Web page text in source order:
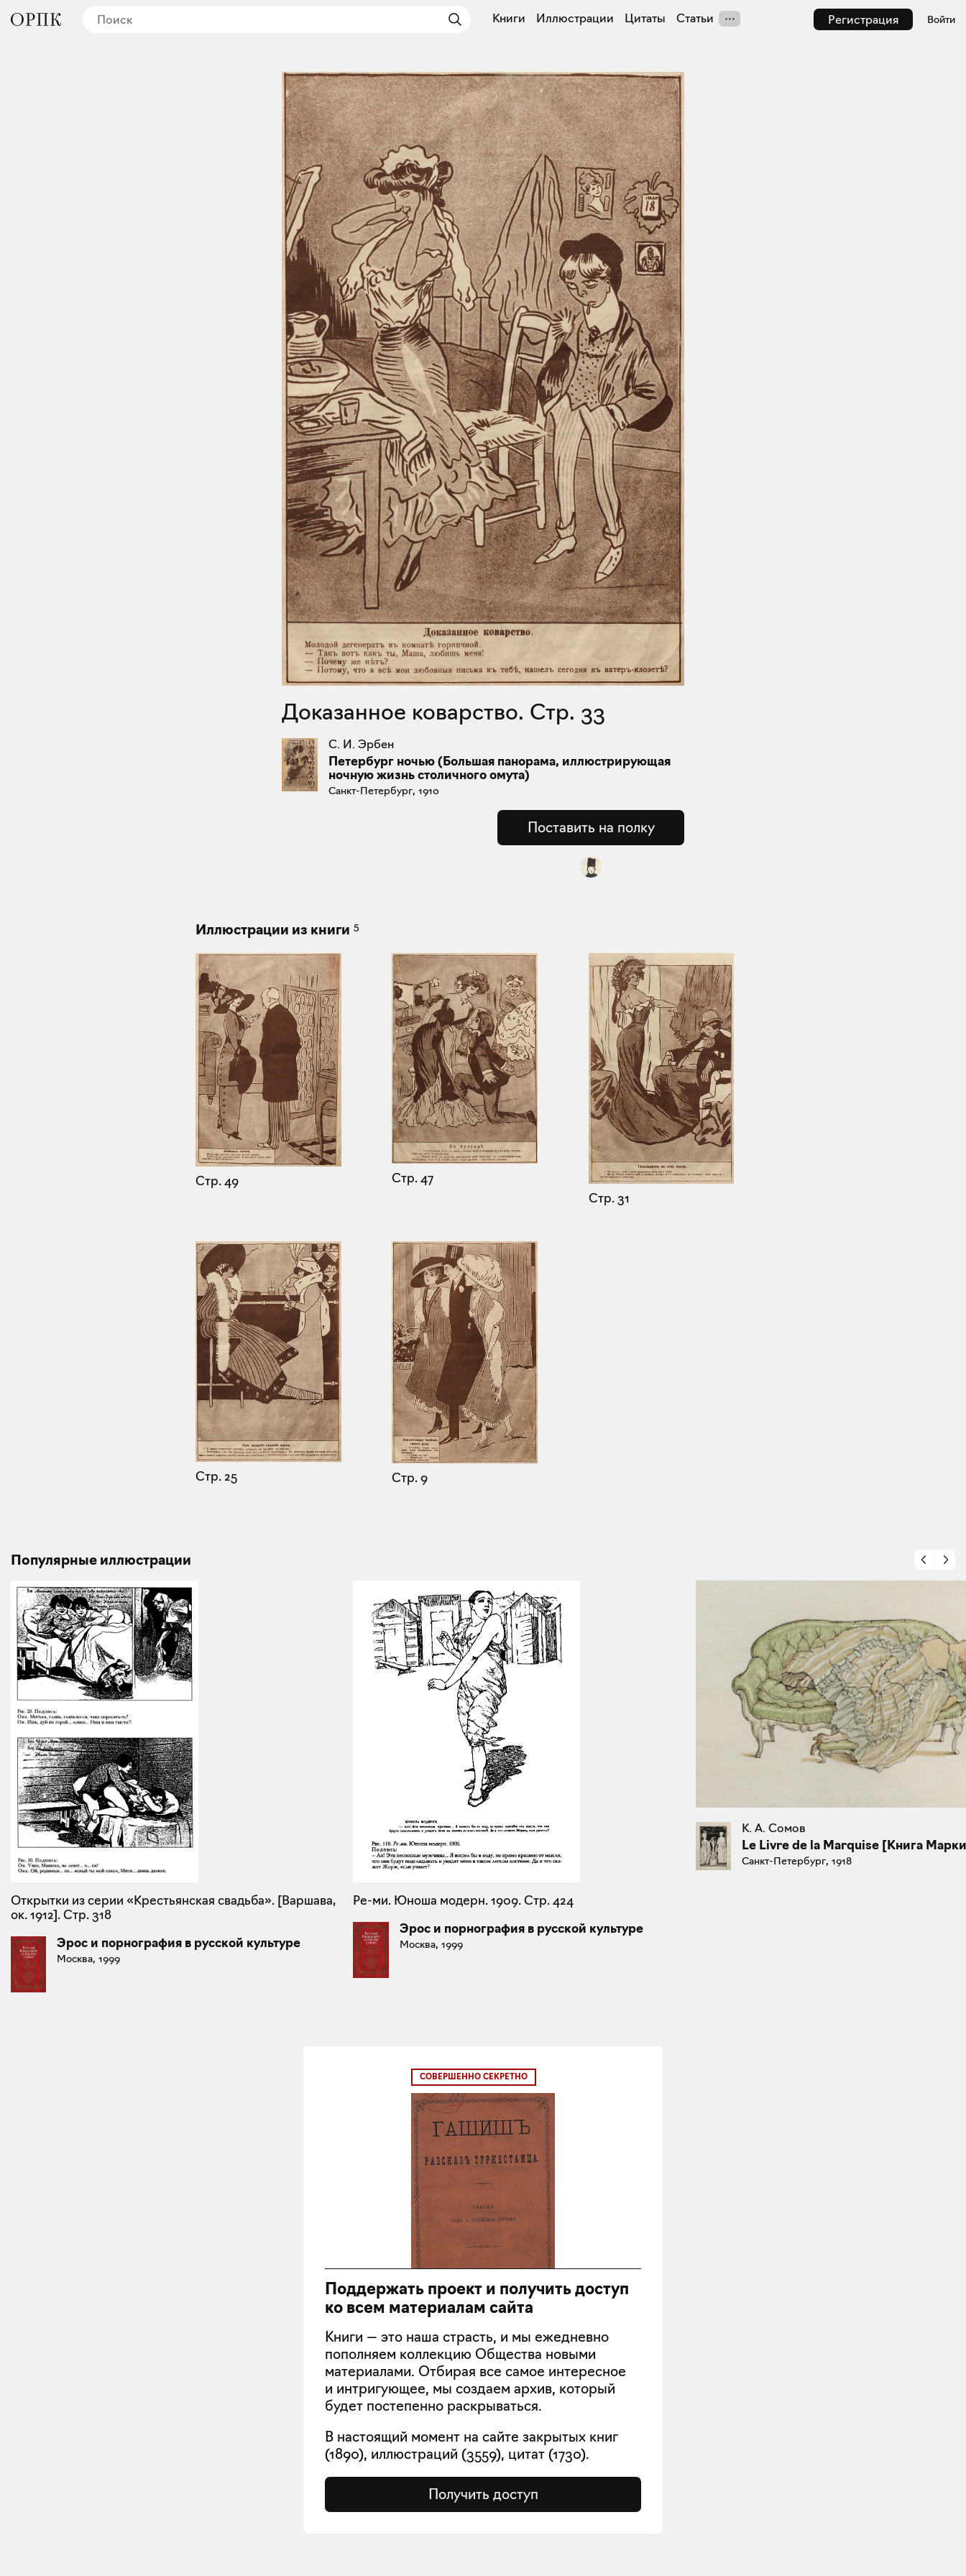
Регистрация Войти
Книги Иллюстрации Цитаты Статьи
Доказанное коварство. Стр. 33
С. И. Эрбен
Петербург ночью (Большая панорама, иллюстрирующая
ночную жизнь столичного омута)
Санкт-Петербург, 1910
Поставить на полку
Иллюстрации из книги 5
Стр. 49
Стр. 47
Стр. 31
Стр. 25 Стр. 9
Популярные иллюстрации
Открытки из серии «Крестьянская свадьба». [Варшава,
ок. 1912]. Стр. 318
Эрос и порнография в русской культуре
Москва, 1999
Ре-ми. Юноша модерн. 1909. Стр. 424
Эрос и порнография в русской культуре
Москва, 1999
К. А. Сомов
Le Livre de la Marquise [Книга
Санкт-Петербург, 1918
СОВЕРШЕННО СЕКРЕТНО
Поддержать проект и получить доступ
ко всем материалам сайта
Книги — это наша страсть, и мы ежедневно
пополняем коллекцию Общества новыми
материалами. Отбирая все самое интересное
и интригующее, мы создаем архив, который
будет постепенно раскрываться.
В настоящий момент на сайте закрытых книг
(1890), иллюстраций (3559), цитат (1730).
Получить доступ